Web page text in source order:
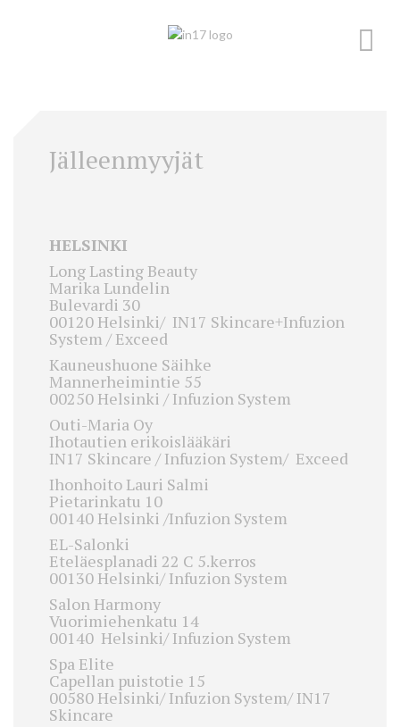
Jälleenmyyjät
HELSINKI
Long Lasting Beauty
Marika Lundelin
Bulevardi 30
00120 Helsinki/ IN17 Skincare+Infuzion
System / Exceed
Kauneushuone Säihke
Mannerheimintie 55
00250 Helsinki / Infuzion System
Outi-Maria Oy
Ihotautien erikoislääkäri
IN17 Skincare / Infuzion System/ Exceed
Ihonhoito Lauri Salmi
Pietarinkatu 10
00140 Helsinki /Infuzion System
EL-Salonki
Eteläesplanadi 22 C 5.kerros
00130 Helsinki/ Infuzion System
Salon Harmony
Vuorimiehenkatu 14
00140 Helsinki/ Infuzion System
Spa Elite
Capellan puistotie 15
00580 Helsinki/ Infuzion System/ IN17
Skincare